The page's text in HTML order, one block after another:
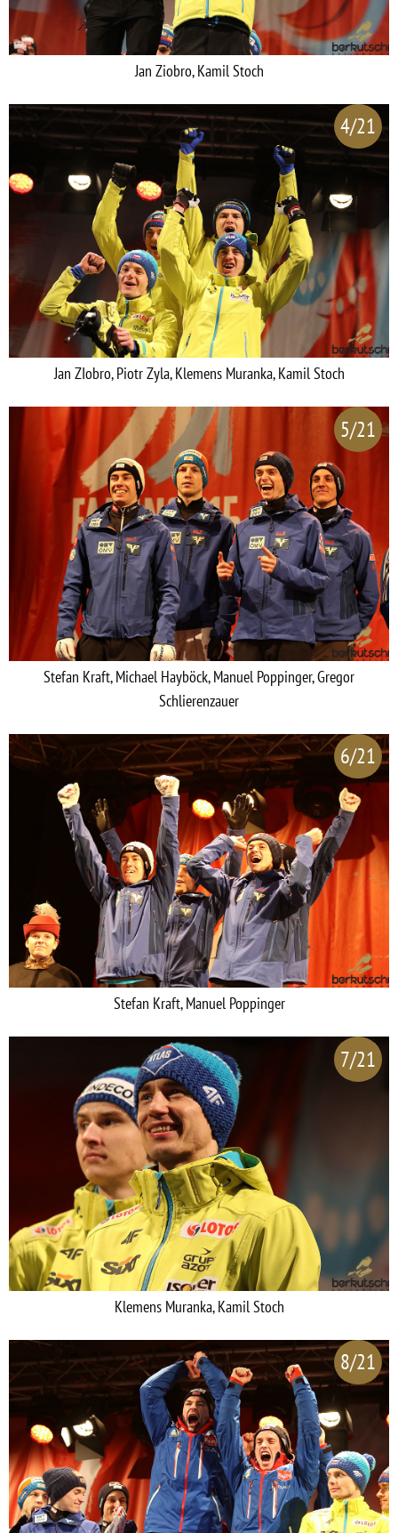
Jan Ziobro, Kamil Stoch
4/21
Jan ZIobro, Piotr Zyla, Klemens Muranka, Kamil Stoch
5/21
Stefan Kraft, Michael Hayböck, Manuel Poppinger, Gregor
Schlierenzauer
6/21
Stefan Kraft, Manuel Poppinger
7/21
Klemens Muranka, Kamil Stoch
8/21